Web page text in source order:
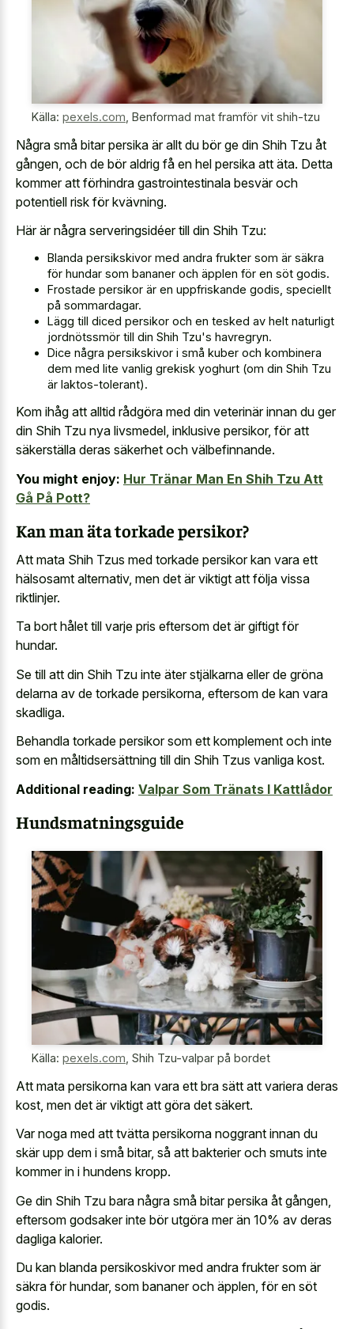
Källa: pexels.com Benformad mat framför vit shih-tzu
Några små bitar persika är allt du bör ge din Shih Tzu åt
gången, och de bör aldrig få en hel persika att äta. Detta
kommer att förhindra gastrointestinala besvär och
potentiell risk för kvävning.
Här är några serveringsidéer till din Shih Tzu:
Blanda persikskivor med andra frukter som är säkra
för hundar som bananer och äpplen för en söt godis.
Frostade persikor är en uppfriskande godis, speciellt
på sommardagar.
Lägg till diced persikor och en tesked av helt naturligt
jordnötssmör till din Shih Tzu's havregryn.
Dice några persikskivor i små kuber och kombinera
dem med lite vanlig grekisk yoghurt (om din Shih Tzu
är laktos-tolerant).
Kom ihåg att alltid rådgöra med din veterinär innan du ger
din Shih Tzu nya livsmedel, inklusive persikor, för att
säkerställa deras säkerhet och välbefinnande.
You might enjoy: Hur Tränar Man En Shih Tzu Att
Gå På Pott?
Kan man äta torkade persikor?
Att mata Shih Tzus med torkade persikor kan vara ett
hälsosamt alternativ, men det är viktigt att följa vissa
riktlinjer.
Ta bort hålet till varje pris eftersom det är giftigt för
hundar.
Se till att din Shih Tzu inte äter stjälkarna eller de gröna
delarna av de torkade persikorna, eftersom de kan vara
skadliga.
Behandla torkade persikor som ett komplement och inte
som en måltidsersättning till din Shih Tzus vanliga kost.
Additional reading: Valpar Som Tränats I Kattlådor
Hundsmatningsguide
Källa: pexels.com, Shih Tzu-valpar på bordet
Att mata persikorna kan vara ett bra sätt att variera deras
kost, men det är viktigt att göra det säkert.
Var noga med att tvätta persikorna noggrant innan du
skär upp dem i små bitar, så att bakterier och smuts inte
kommer in i hundens kropp.
Ge din Shih Tzu bara några små bitar persika åt gången,
eftersom godsaker inte bör utgöra mer än 10% av deras
dagliga kalorier.
Du kan blanda persikoskivor med andra frukter som är
säkra för hundar, som bananer och äpplen, för en söt
godis.